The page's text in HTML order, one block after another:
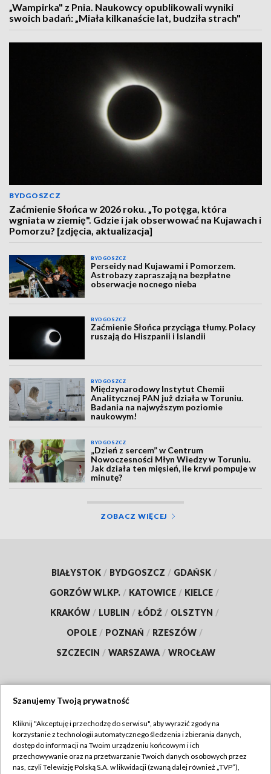
„Wampirka" z Pnia. Naukowcy opublikowali wyniki
swoich badań: „Miała kilkanaście lat, budziła strach"
BYDGOSZCZ
Zaćmienie Słońca w 2026 roku. „To potęga, która
wgniata w ziemię". Gdzie i jak obserwować na Kujawach i
Pomorzu? [zdjęcia, aktualizacja]
BYDGOSZCZ
Perseidy nad Kujawami i Pomorzem.
Astrobazy zapraszają na bezpłatne
obserwacje nocnego nieba
BYDGOSZCZ
Zaćmienie Słońca przyciąga tłumy. Polacy
ruszają do Hiszpanii i Islandii
BYDGOSZCZ
Międzynarodowy Instytut Chemii
Analitycznej PAN już działa w Toruniu.
Badania na najwyższym poziomie
naukowym!
BYDGOSZCZ
„Dzień z sercem” w Centrum
Nowoczesności Młyn Wiedzy w Toruniu.
Jak działa ten mięsień, ile krwi pompuje w
minutę?
ZOBACZ WIĘCEJ
BIAŁYSTOK / BYDGOSZCZ / GDAŃSK /
GORZÓW WLKP. / KATOWICE / KIELCE /
KRAKÓW / LUBLIN / ŁÓDŹ / OLSZTYN /
OPOLE / POZNAŃ / RZESZÓW /
SZCZECIN / WARSZAWA / WROCŁAW
TVP
Abonament TVP
Regulamin TVP
Szanujemy Twoją prywatność
Kliknij "Akceptuję i przechodzę do serwisu", aby wyrazić zgody na
korzystanie z technologii automatycznego śledzenia i zbierania danych,
dostęp do informacji na Twoim urządzeniu końcowym i ich
przechowywanie oraz na przetwarzanie Twoich danych osobowych przez
nas, czyli Telewizję Polską S.A. w likwidacji (zwaną dalej również „TVP”),